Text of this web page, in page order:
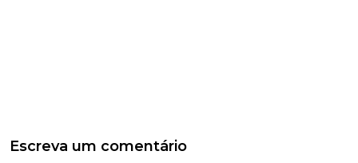
Escreva um comentário